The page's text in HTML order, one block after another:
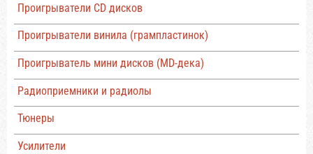
Проигрыватели CD дисков
Проигрыватели винила (грампластинок)
Проигрыватель мини дисков (MD-дека)
Радиоприемники и радиолы
Тюнеры
Усилители